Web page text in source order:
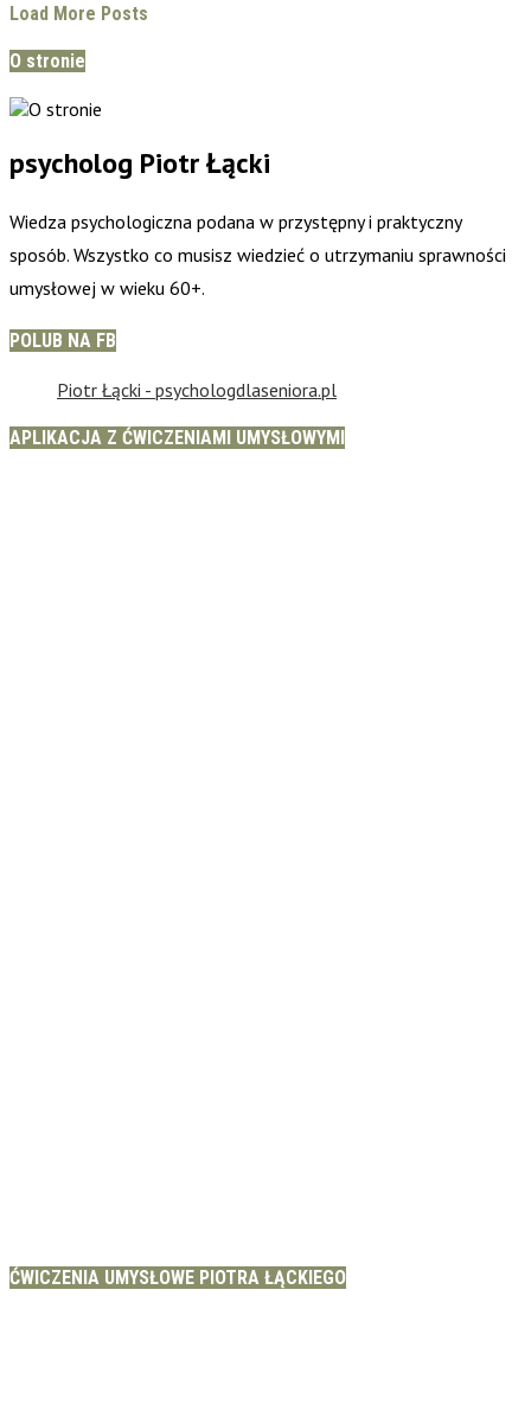
Load More Posts
O stronie
psycholog Piotr Łącki
Wiedza psychologiczna podana w przystępny i praktyczny
sposób. Wszystko co musisz wiedzieć o utrzymaniu sprawności
umysłowej w wieku 60+.
POLUB NA FB
Piotr Łącki - psychologdlaseniora.pl
APLIKACJA Z ĆWICZENIAMI UMYSŁOWYMI
ĆWICZENIA UMYSŁOWE PIOTRA ŁĄCKIEGO